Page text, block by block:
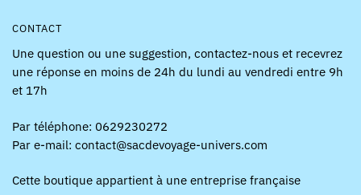
CONTACT
Une question ou une suggestion, contactez-nous et recevrez
une réponse en moins de 24h du lundi au vendredi entre 9h
et 17h
Par téléphone: 0629230272
Par e-mail: contact@sacdevoyage-univers.com
Cette boutique appartient à une entreprise française